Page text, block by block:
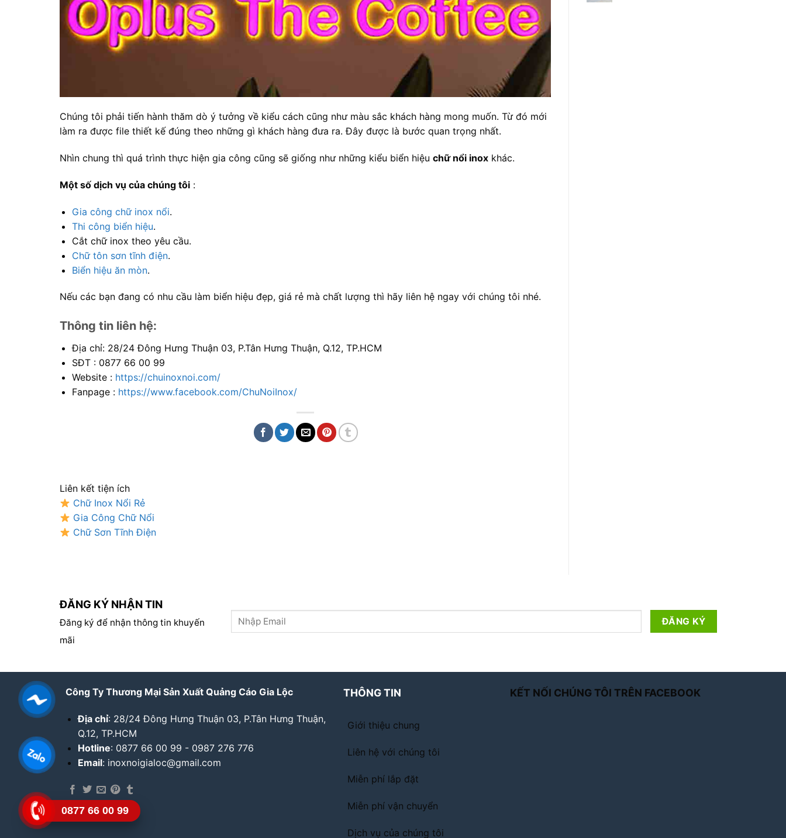
Chúng tôi phải tiến hành thăm dò ý tưởng về kiểu cách cũng như màu sắc khách hàng mong muốn. Từ đó mới
làm ra được file thiết kế đúng theo những gì khách hàng đưa ra. Đây được là bước quan trọng nhất.
Nhìn chung thì quá trình thực hiện gia công cũng sẽ giống như những kiểu biển hiệu chữ nổi inox khác.
Một số dịch vụ của chúng tôi :
Gia công chữ inox nổi.
Thi công biển hiệu.
Cắt chữ inox theo yêu cầu.
Chữ tôn sơn tĩnh điện.
Biển hiệu ăn mòn.
Nếu các bạn đang có nhu cầu làm biển hiệu đẹp, giá rẻ mà chất lượng thì hãy liên hệ ngay với chúng tôi nhé.
Thông tin liên hệ:
Địa chỉ: 28/24 Đông Hưng Thuận 03, P.Tân Hưng Thuận, Q.12, TP.HCM
SĐT : 0877 66 00 99
Website : https://chuinoxnoi.com/
Fanpage : https://www.facebook.com/ChuNoiInox/
Liên kết tiện ích
Chữ Inox Nổi Rẻ
Gia Công Chữ Nổi
Chữ Sơn Tĩnh Điện
ĐĂNG KÝ NHẬN TIN
Đăng ký để nhận thông tin khuyến
mãi
Công Ty Thương Mại Sản Xuất Quảng Cáo Gia Lộc
Địa chỉ: 28/24 Đông Hưng Thuận 03, P.Tân Hưng Thuận,
Q.12, TP.HCM
Hotline: 0877 66 00 99 - 0987 276 776
Email: inoxnoigialoc@gmail.com
THÔNG TIN
Giới thiệu chung
Liên hệ với chúng tôi
Miễn phí lắp đặt
Miễn phí vận chuyển
Dịch vụ của chúng tôi
KẾT NỐI CHÚNG TÔI TRÊN FACEBOOK
0877 66 00 99